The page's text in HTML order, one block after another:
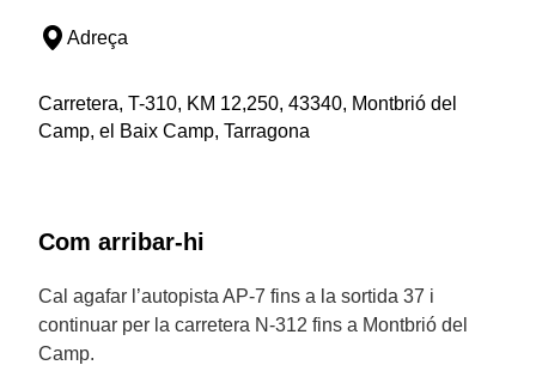
Adreça
Carretera, T-310, KM 12,250, 43340, Montbrió del
Camp, el Baix Camp, Tarragona
Com arribar-hi
Cal agafar l’autopista AP-7 fins a la sortida 37 i
continuar per la carretera N-312 fins a Montbrió del
Camp.